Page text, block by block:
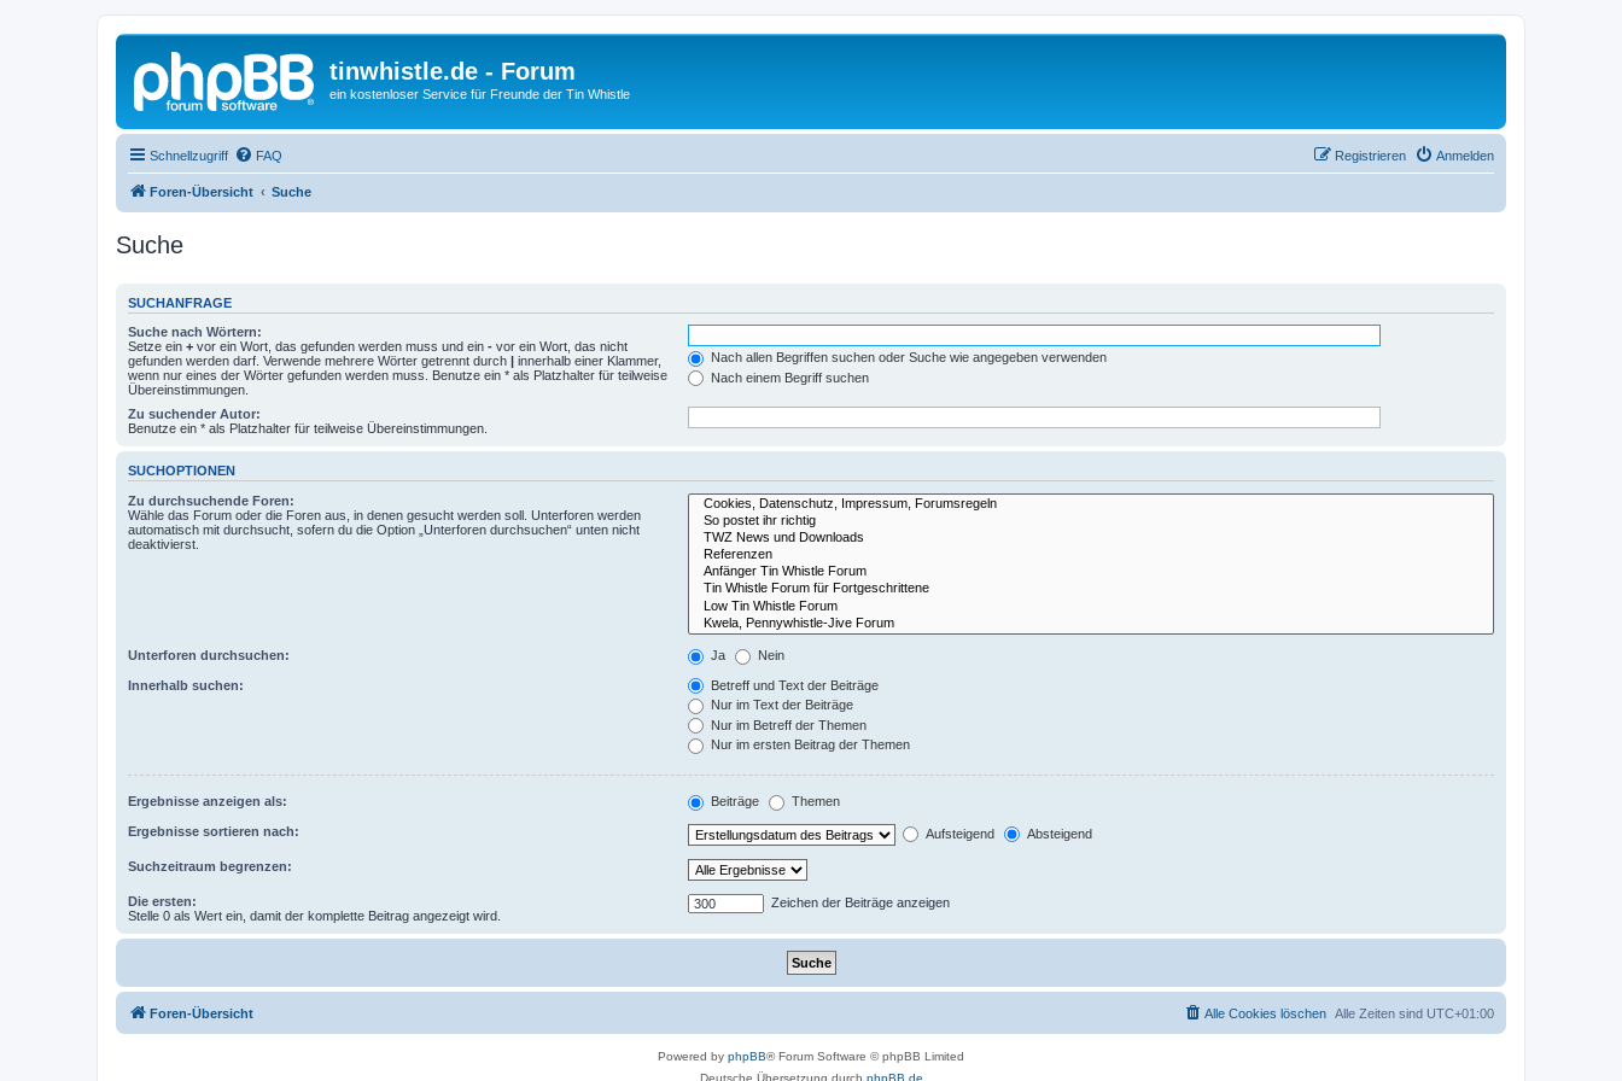
tinwhistle.de - Forum
ein kostenloser Service für Freunde der Tin Whistle
Schnellzugriff FAQ Anmelden
Registrieren
Foren-Übersicht Suche
Suche
SUCHANFRAGE
Suche nach Wörtern:
Setze ein + vor ein Wort, das gefunden werden muss und ein - vor ein Wort, das nicht
gefunden werden darf. Verwende mehrere Wörter getrennt durch | innerhalb einer Klammer,
wenn nur eines der Wörter gefunden werden muss. Benutze ein * als Platzhalter für teilweise
Übereinstimmungen.
Nach allen Begriffen suchen oder Suche wie angegeben verwenden
Nach einem Begriff suchen
Zu suchender Autor:
Benutze ein * als Platzhalter für teilweise Übereinstimmungen.
SUCHOPTIONEN
Zu durchsuchende Foren:
Wähle das Forum oder die Foren aus, in denen gesucht werden soll. Unterforen werden
automatisch mit durchsucht, sofern du die Option „Unterforen durchsuchen“ unten nicht
deaktivierst.
Unterforen durchsuchen: Ja Nein
Innerhalb suchen:
Betreff und Text der Beiträge
Nur im Text der Beiträge
Nur im Betreff der Themen
Nur im ersten Beitrag der Themen
Ergebnisse anzeigen als: Beiträge Themen
Ergebnisse sortieren nach: Aufsteigend Absteigend
Suchzeitraum begrenzen:
Die ersten:
Stelle 0 als Wert ein, damit der komplette Beitrag angezeigt wird.
Zeichen der Beiträge anzeigen
Foren-Übersicht Alle Zeiten sind UTC+01:00
Alle Cookies löschen
Powered by phpBB® Forum Software © phpBB Limited
Deutsche Übersetzung durch phpBB.de